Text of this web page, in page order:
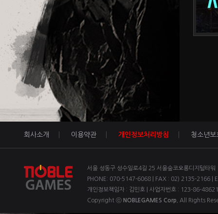
회사소개 이용약관 개인정보처리방침 청소년보
서울 성동구 성수일로4길 25 서울숲코오롱디지털타
PHONE: 070-5147-6068 | FAX : 02) 2135-2166 |
개인정보책임자 : 김민호 | 사업자번호 : 123-86-
Copyright ⓒ NOBLEGAMES Corp. All Rights